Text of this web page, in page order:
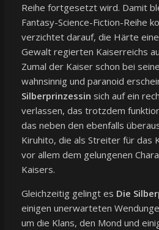
Reihe fortgesetzt wird. Damit
Fantasy-Science-Fiction-Reihe
verzichtet darauf, die Härte
Gewalt regierten Kaiserreichs
Zumal der Kaiser schon bei
wahnsinnig und paranoid
Silberprinzessin sich auf ein
verlassen, das trotzdem
das neben den ebenfalls
Kiruhito, die als Streiter für das
vor allem dem gelungenen
Kaisers.
Gleichzeitig gelingt es Die
einigen unerwarteten
um die Klans, den Mond und